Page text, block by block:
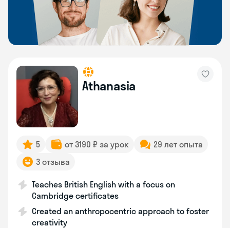
Athanasia
5 от 3190 ₽ за урок
29 лет опыта
3 отзыва
Teaches British English with a focus on
Cambridge certificates
Created an anthropocentric approach to foster
creativity